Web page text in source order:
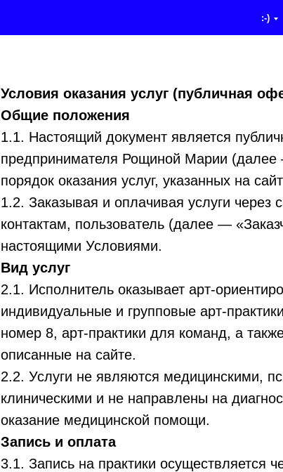
:-)
Условия оказания услуг (публичная
Общие положения
1.1. Настоящий документ является
предпринимателя Рощиной Марии (далее
порядок оказания услуг, указанных на
1.2. Заказывая и оплачивая услуги через
контактам, пользователь (далее —
настоящими Условиями.
Вид услуг
2.1. Исполнитель оказывает
индивидуальные и групповые
номер 8, арт‑практики для команд, а
описанные на сайте.​​
2.2. Услуги не являются медицинскими,
клиническими и не направлены на
оказание медицинской помощи.​​
Запись и оплата
3.1. Запись на практики осуществляется